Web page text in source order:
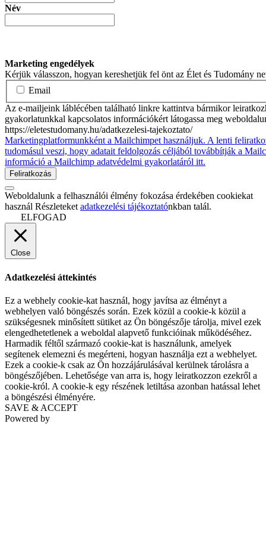
Név
Marketing engedélyek
Kérjük válasszon, hogyan kereshetjük fel önt az Élet és Tudomány
Email
Az e-mailjeink láblécében található linkre kattintva bármikor
gyakorlatunkkal kapcsolatos információkért látogassa meg
https://eletestudomany.hu/adatkezelesi-tajekoztato/
Marketingplatformunkként a Mailchimpet használjuk. A lenti
tudomásul veszi, hogy adatait feldolgozás céljából továbbítják a
információ a Mailchimp adatvédelmi gyakorlatáról itt.
Weboldalunk a felhasználói élmény fokozása érdekében cookiekat
használ Részleteketadatkezelési tájékoztatónkban talál.
ELFOGAD
Close
Adatkezelési áttekintés
Ez a webhely cookie-kat használ, hogy javítsa az élményt a
webhelyen való böngészés során. Ezek közül a cookie-k közül a
szükségesnek minősített sütiket az Ön böngészője tárolja, mivel ezek
elengedhetetlenek a weboldal alapvető funkcióinak működéséhez.
Harmadik féltől származó cookie-kat is használunk, amelyek
segítenek elemezni és megérteni, hogyan használja ezt a webhelyet.
Ezek a cookie-k csak az Ön hozzájárulásával kerülnek tárolásra a
böngészőjében. Lehetősége van arra is, hogy leiratkozzon ezekről a
cookie-król. A cookie-k egy részének letiltása azonban hatással lehet
a böngészési élményére.
SAVE & ACCEPT
Powered by